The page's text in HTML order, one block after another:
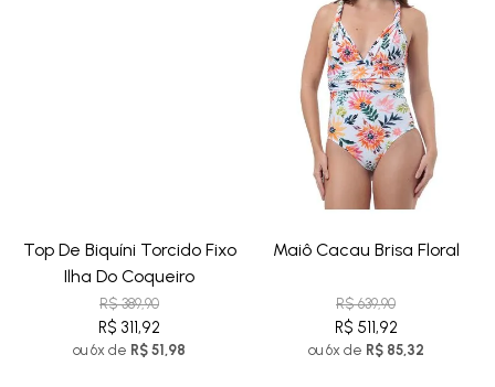
Top De Biquíni Torcido Fixo
Ilha Do Coqueiro
R$ 389,90
R$ 311,92
ou 6x de R$ 51,98
Maiô Cacau Brisa Floral
R$ 639,90
R$ 511,92
ou 6x de R$ 85,32